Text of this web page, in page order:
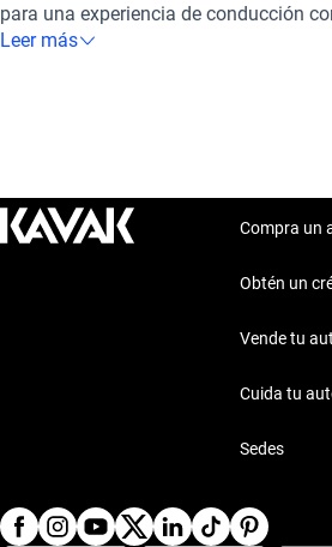
para una experiencia de conducción
encuentra el auto perfecto para ti en
Leer más
Compra un
Obtén un
Vende tu
Cuida tu
Sedes